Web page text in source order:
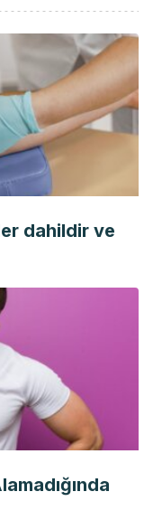
de la
de nutrición ,30
(3),
y consecuencias
Nutrição,17(1), 05-
de hierro y ácido
Borges, A. L. V., &
e ingestão de
de
de hierro para
y la salud en
Institutes of
Johanna Madrigal
dahildir ve